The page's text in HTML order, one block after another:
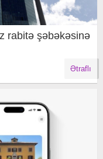
rabitə şəbəkəsinə
Ətraflı